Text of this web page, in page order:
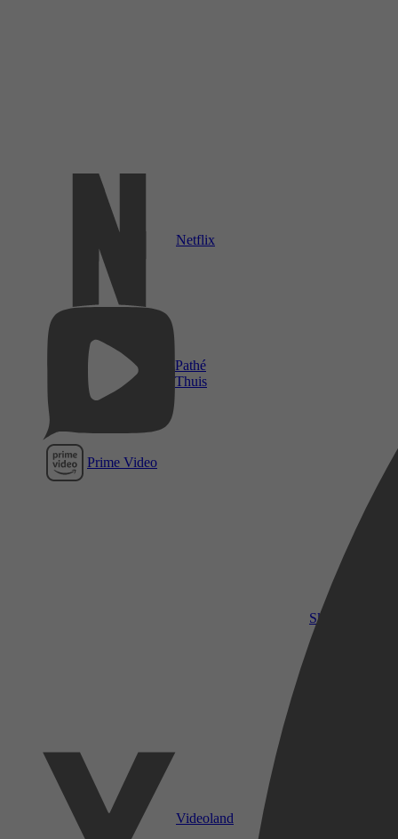
Netflix
Pathé
Thuis
Prime Video
SkyShowtime
Videoland